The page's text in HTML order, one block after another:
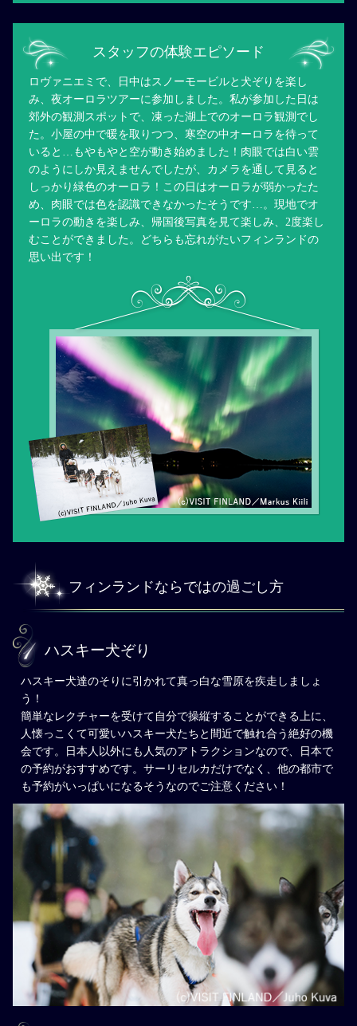
スタッフの体験エピソード
ロヴァニエミで、日中はスノーモービルと犬ぞりを楽し
み、夜オーロラツアーに参加しました。私が参加した日は
郊外の観測スポットで、凍った湖上でのオーロラ観測でし
た。小屋の中で暖を取りつつ、寒空の中オーロラを待って
いると…もやもやと空が動き始めました！肉眼では白い雲
のようにしか見えませんでしたが、カメラを通して見ると
しっかり緑色のオーロラ！この日はオーロラが弱かったた
め、肉眼では色を認識できなかったそうです…。現地でオ
ーロラの動きを楽しみ、帰国後写真を見て楽しみ、2度楽し
むことができました。どちらも忘れがたいフィンランドの
思い出です！
フィンランドならではの過ごし方
ハスキー犬ぞり
ハスキー犬達のそりに引かれて真っ白な雪原を疾走しましょ
う！
簡単なレクチャーを受けて自分で操縦することができる上に、
人懐っこくて可愛いハスキー犬たちと間近で触れ合う絶好の機
会です。日本人以外にも人気のアトラクションなので、日本で
の予約がおすすめです。サーリセルカだけでなく、他の都市で
も予約がいっぱいになるそうなのでご注意ください！